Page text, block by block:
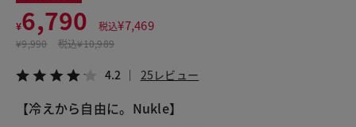
¥6,790 税込¥7,469
¥9,990 税込¥10,989
4.2 25レビュー
【冷えから自由に。Nukle】
¥6,790
税込¥7,469